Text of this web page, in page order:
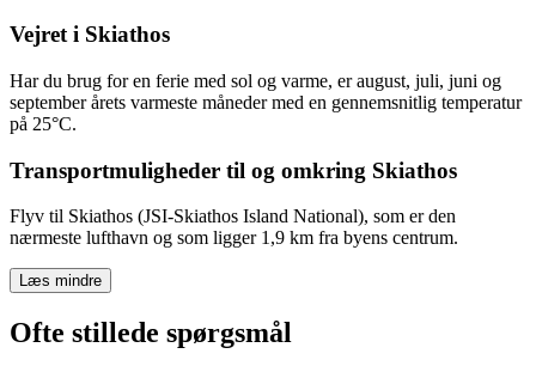
Vejret i Skiathos
Har du brug for en ferie med sol og varme, er august, juli, juni og
september årets varmeste måneder med en gennemsnitlig temperatur
på 25°C.
Transportmuligheder til og omkring Skiathos
Flyv til Skiathos (JSI-Skiathos Island National), som er den
nærmeste lufthavn og som ligger 1,9 km fra byens centrum.
Læs mindre
Ofte stillede spørgsmål